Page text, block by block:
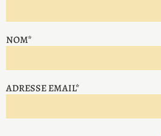
NOM*
ADRESSE EMAIL*